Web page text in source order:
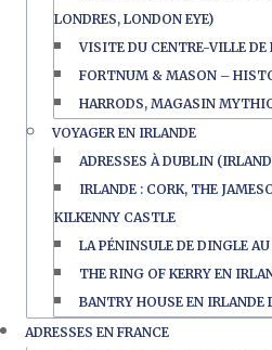
LONDRES, LONDON EYE)
VISITE DU CENTRE-VILLE DE
FORTNUM & MASON –
HARRODS, MAGASIN
VOYAGER EN IRLANDE
ADRESSES À DUBLIN
IRLANDE : CORK, THE
KILKENNY CASTLE
LA PÉNINSULE DE DINGLE
THE RING OF KERRY EN
BANTRY HOUSE EN IRLANDE
ADRESSES EN FRANCE